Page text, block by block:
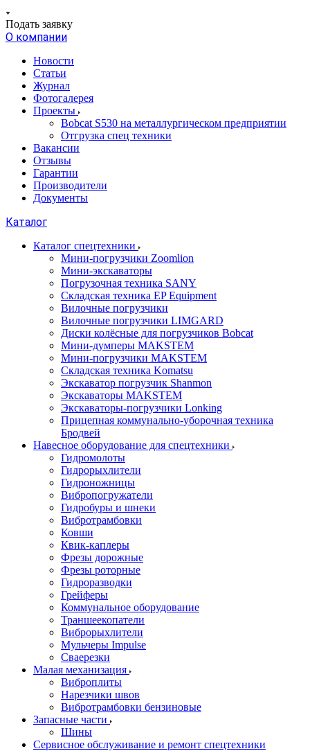
Подать заявку
О компании
Новости
Статьи
Журнал
Фотогалерея
Проекты
Bobcat S530 на металлургическом предприятии
Отгрузка спец техники
Вакансии
Отзывы
Гарантии
Производители
Документы
Каталог
Каталог спецтехники
Мини-погрузчики Zoomlion
Мини-экскаваторы
Погрузочная техника SANY
Складская техника EP Equipment
Вилочные погрузчики
Вилочные погрузчики LIMGARD
Диски колёсные для погрузчиков Bobcat
Мини-думперы MAKSTEM
Мини-погрузчики MAKSTEM
Складская техника Komatsu
Экскаватор погрузчик Shanmon
Экскаваторы MAKSTEM
Экскаваторы-погрузчики Lonking
Прицепная коммунально-уборочная техника
Бродвей
Навесное оборудование для спецтехники
Гидромолоты
Гидрорыхлители
Гидроножницы
Вибропогружатели
Гидробуры и шнеки
Вибротрамбовки
Ковши
Квик-каплеры
Фрезы дорожные
Фрезы роторные
Гидроразводки
Грейферы
Коммунальное оборудование
Траншеекопатели
Виброрыхлители
Мульчеры Impulse
Сваерезки
Малая механизация
Виброплиты
Нарезчики швов
Вибротрамбовки бензиновые
Запасные части
Шины
Сервисное обслуживание и ремонт спецтехники